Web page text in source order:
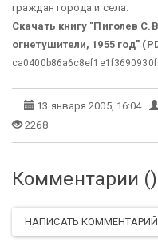
граждан города и села.
Скачать книгу "Пиголев
огнетушители, 1955 год"
13 января 2005, 16:04
2268
Комментарии ()
НАПИСАТЬ КОММЕНТАРИЙ